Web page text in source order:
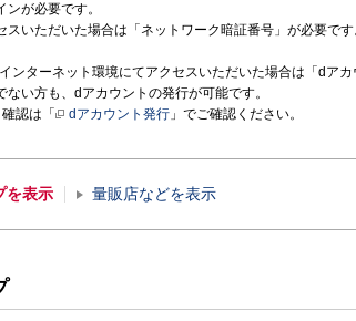
が必要です。
スいただいた場合は「ネットワーク暗証番号」が必要で
ンターネット環境にてアクセスいただいた場合は「dア
い方も、dアカウントの発行が可能です。
認は「
dアカウント発行 」でご確認ください。
を表示 量販店などを表示